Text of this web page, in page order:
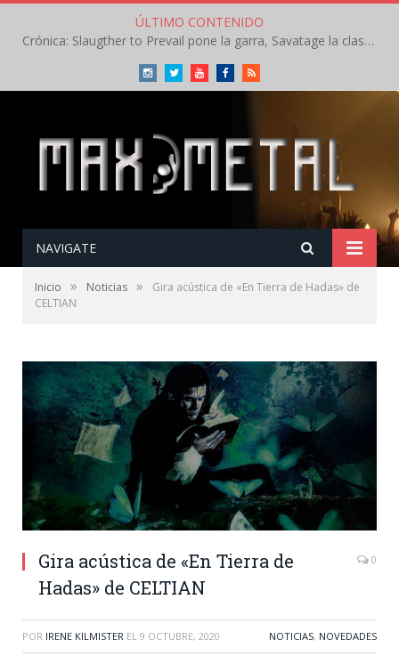
ÚLTIMO CONTENIDO
Crónica: Slaugther to Prevail pone la garra, Savatage la clase en la apertura del Leyendas del Rock – Miércoles – Agosto 2026
InstagramTwitterYoutubeFacebookRSS
NAVIGATE
Inicio » Noticias »
Gira acústica de «En Tierra de Hadas» de
CELTIAN
Gira acústica de «En Tierra de
Hadas» de CELTIAN
0
POR IRENE KILMISTER EL 9 OCTUBRE, 2020 NOTICIAS, NOVEDADES